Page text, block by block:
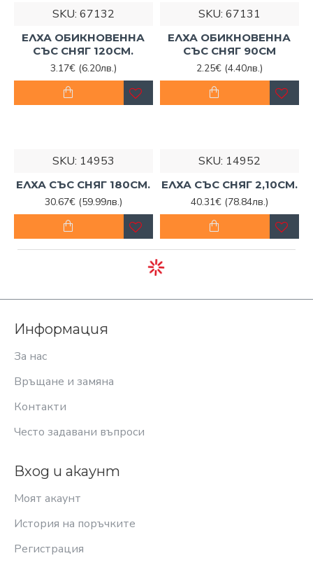
SKU: 67132
ЕЛХА ОБИКНОВЕННА
СЪС СНЯГ 120СМ.
3.17€ (6.20лв.)
SKU: 67131
ЕЛХА ОБИКНОВЕННА
СЪС СНЯГ 90СМ
2.25€ (4.40лв.)
SKU: 14953
ЕЛХА СЪС СНЯГ 180СМ.
30.67€ (59.99лв.)
SKU: 14952
ЕЛХА СЪС СНЯГ 2,10СМ.
40.31€ (78.84лв.)
Информация
За нас
Връщане и замяна
Контакти
Често задавани въпроси
Вход и акаунт
Моят акаунт
История на поръчките
Регистрация